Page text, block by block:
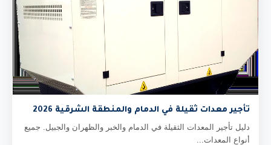
تأجير معدات ثقيلة في الدمام والمنطقة الشرقية 2026
دليل تأجير المعدات الثقيلة في الدمام والخبر والظهران والجبيل. جميع
أنواع المعدات...